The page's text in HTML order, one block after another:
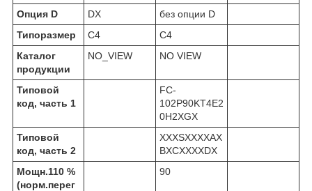
Опция D DX
без опции D
Типоразмер
C4
C4
Каталог
продукции
NO_VIEW NO VIEW
Типовой
код, часть 1
FC-
102P90KT4E2
0H2XGX
Типовой
код, часть 2
XXXSXXXXAX
BXCXXXXDX
Мощн.110 %
(норм.перег
90